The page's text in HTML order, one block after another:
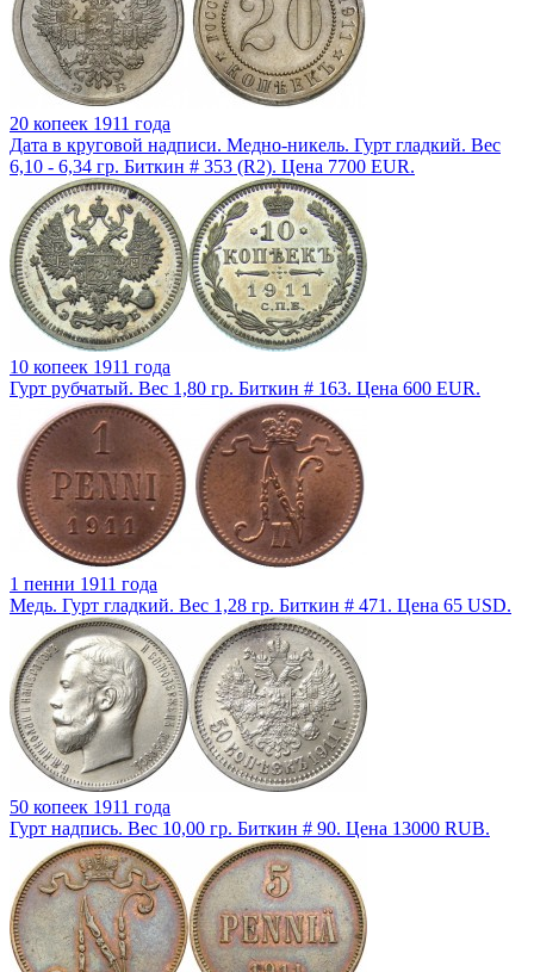
20 копеек 1911 года
Дата в круговой надписи. Медно-никель. Гурт гладкий. Вес
6,10 - 6,34 гр. Биткин # 353 (R2). Цена 7700 EUR.
10 копеек 1911 года
Гурт рубчатый. Вес 1,80 гр. Биткин # 163. Цена 600 EUR.
1 пенни 1911 года
Медь. Гурт гладкий. Вес 1,28 гр. Биткин # 471. Цена 65 USD.
50 копеек 1911 года
Гурт надпись. Вес 10,00 гр. Биткин # 90. Цена 13000 RUB.